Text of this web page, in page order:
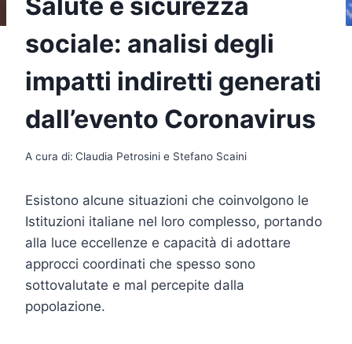
sociale: analisi degli
impatti indiretti generati
dall’evento Coronavirus
A cura di: Claudia Petrosini e Stefano Scaini
Esistono alcune situazioni che coinvolgono le
Istituzioni italiane nel loro complesso, portando
alla luce eccellenze e capacità di adottare
approcci coordinati che spesso sono
sottovalutate e mal percepite dalla
popolazione.